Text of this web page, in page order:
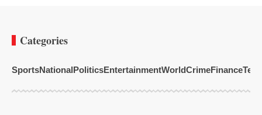
Categories
SportsNationalPoliticsEntertainmentWorldCrimeFinance